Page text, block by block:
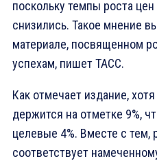
поскольку темпы роста
снизились. Такое мнение
материале, посвященном
успехам, пишет ТАСС.
Как отмечает издание,
держится на отметке 9%,
целевые 4%. Вместе с тем,
соответствует